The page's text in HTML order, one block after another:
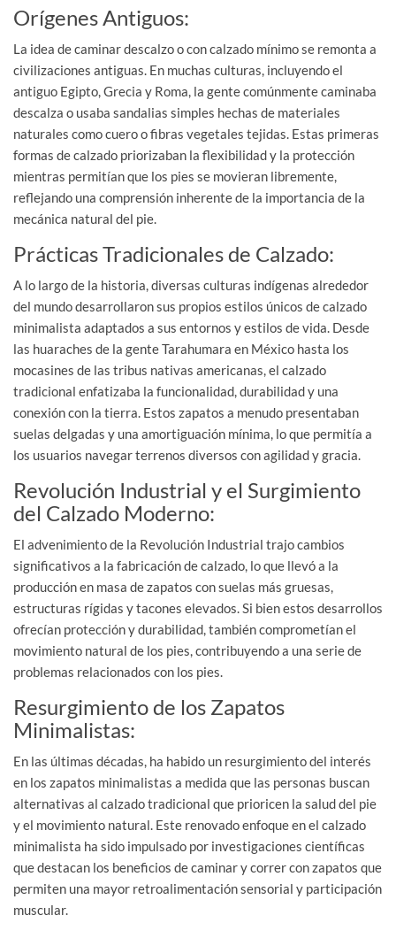
Orígenes Antiguos:
La idea de caminar descalzo o con calzado mínimo se remonta a
civilizaciones antiguas. En muchas culturas, incluyendo el
antiguo Egipto, Grecia y Roma, la gente comúnmente caminaba
descalza o usaba sandalias simples hechas de materiales
naturales como cuero o fibras vegetales tejidas. Estas primeras
formas de calzado priorizaban la flexibilidad y la protección
mientras permitían que los pies se movieran libremente,
reflejando una comprensión inherente de la importancia de la
mecánica natural del pie.
Prácticas Tradicionales de Calzado:
A lo largo de la historia, diversas culturas indígenas alrededor
del mundo desarrollaron sus propios estilos únicos de calzado
minimalista adaptados a sus entornos y estilos de vida. Desde
las huaraches de la gente Tarahumara en México hasta los
mocasines de las tribus nativas americanas, el calzado
tradicional enfatizaba la funcionalidad, durabilidad y una
conexión con la tierra. Estos zapatos a menudo presentaban
suelas delgadas y una amortiguación mínima, lo que permitía a
los usuarios navegar terrenos diversos con agilidad y gracia.
Revolución Industrial y el Surgimiento
del Calzado Moderno:
El advenimiento de la Revolución Industrial trajo cambios
significativos a la fabricación de calzado, lo que llevó a la
producción en masa de zapatos con suelas más gruesas,
estructuras rígidas y tacones elevados. Si bien estos desarrollos
ofrecían protección y durabilidad, también comprometían el
movimiento natural de los pies, contribuyendo a una serie de
problemas relacionados con los pies.
Resurgimiento de los Zapatos
Minimalistas:
En las últimas décadas, ha habido un resurgimiento del interés
en los zapatos minimalistas a medida que las personas buscan
alternativas al calzado tradicional que prioricen la salud del pie
y el movimiento natural. Este renovado enfoque en el calzado
minimalista ha sido impulsado por investigaciones científicas
que destacan los beneficios de caminar y correr con zapatos que
permiten una mayor retroalimentación sensorial y participación
muscular.